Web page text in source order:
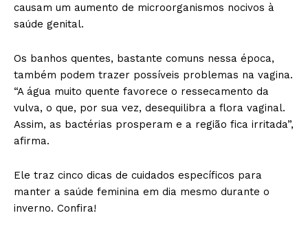
causam um aumento de microorganismos nocivos à
saúde genital.
Os banhos quentes, bastante comuns nessa época,
também podem trazer possíveis problemas na vagina.
“A água muito quente favorece o ressecamento da
vulva, o que, por sua vez, desequilibra a flora vaginal.
Assim, as bactérias prosperam e a região fica irritada”,
afirma.
Ele traz cinco dicas de cuidados específicos para
manter a saúde feminina em dia mesmo durante o
inverno. Confira!